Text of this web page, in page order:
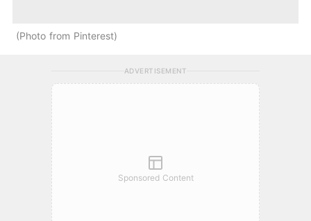
Photo from Pinterest
ADVERTISEMENT
Sponsored Content